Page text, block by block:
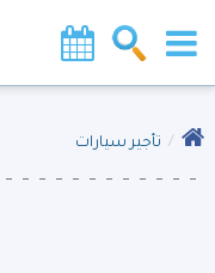
تأجير سيارات